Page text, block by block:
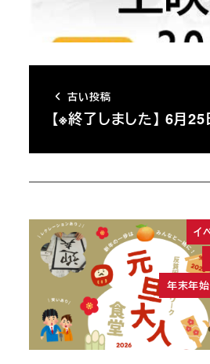
古い投稿
【※終了しました】 6月
イ
年末年